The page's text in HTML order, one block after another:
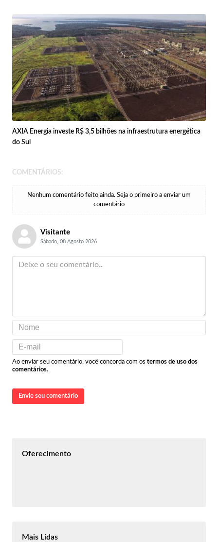
AXIA Energia investe R$ 3,5 bilhões na infraestrutura energética
do Sul
COMENTÁRIOS:
Nenhum comentário feito ainda. Seja o primeiro a enviar um
comentário
Visitante
Sábado, 08 Agosto 2026
Ao enviar seu comentário, você concorda com os termos de uso dos
comentários.
Envie seu comentário
Oferecimento
Mais Lidas